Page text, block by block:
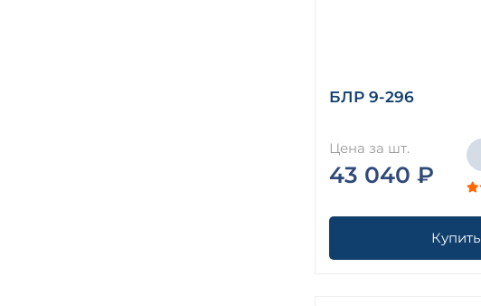
БЛР 9-296
Цена за шт.
43 040 ₽
Купить